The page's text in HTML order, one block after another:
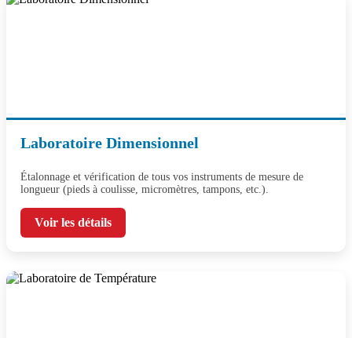
Laboratoire Dimensionnel
Étalonnage et vérification de tous vos instruments de mesure de
longueur (pieds à coulisse, micromètres, tampons, etc.).
Voir les détails